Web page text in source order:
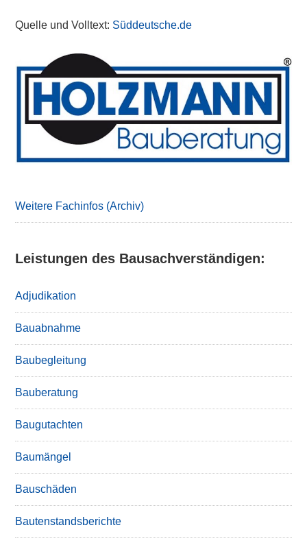
Quelle und Volltext: Süddeutsche.de
Primary
Sidebar
Weitere Fachinfos (Archiv)
Leistungen des Bausachverständigen:
Adjudikation
Bauabnahme
Baubegleitung
Bauberatung
Baugutachten
Baumängel
Bauschäden
Bautenstandsberichte